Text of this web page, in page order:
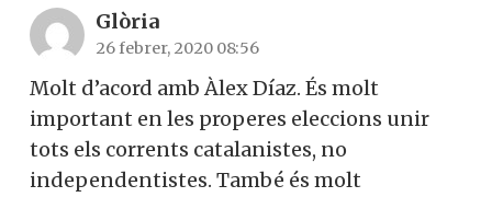
Glòria
26 febrer, 2020 08:56
Molt d’acord amb Àlex Díaz. És molt
important en les properes eleccions unir
tots els corrents catalanistes, no
independentistes. També és molt